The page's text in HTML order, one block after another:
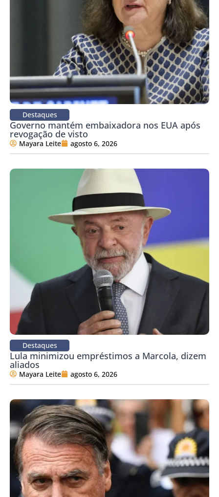
Destaques
Governo mantém embaixadora nos EUA após
revogação de visto
Mayara Leite agosto 6, 2026
Destaques
Lula minimizou empréstimos a Marcola, dizem
aliados
Mayara Leite agosto 6, 2026